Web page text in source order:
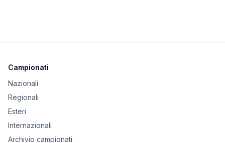
Campionati
Nazionali
Regionali
Esteri
Internazionali
Archivio campionati